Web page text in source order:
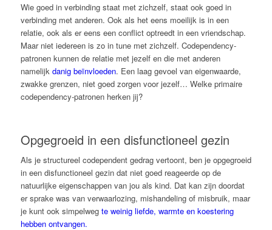
Wie goed in verbinding staat met zichzelf, staat ook goed in
verbinding met anderen. Ook als het eens moeilijk is in een
relatie, ook als er eens een conflict optreedt in een vriendschap.
Maar niet iedereen is zo in tune met zichzelf. Codependency-
patronen kunnen de relatie met jezelf en die met anderen
namelijk danig beïnvloeden. Een laag gevoel van eigenwaarde,
zwakke grenzen, niet goed zorgen voor jezelf… Welke primaire
codependency-patronen herken jij?
Opgegroeid in een disfunctioneel gezin
Als je structureel codependent gedrag vertoont, ben je opgegroeid
in een disfunctioneel gezin dat niet goed reageerde op de
natuurlijke eigenschappen van jou als kind. Dat kan zijn doordat
er sprake was van verwaarlozing, mishandeling of misbruik, maar
je kunt ook simpelweg te weinig liefde, warmte en koestering
hebben ontvangen.